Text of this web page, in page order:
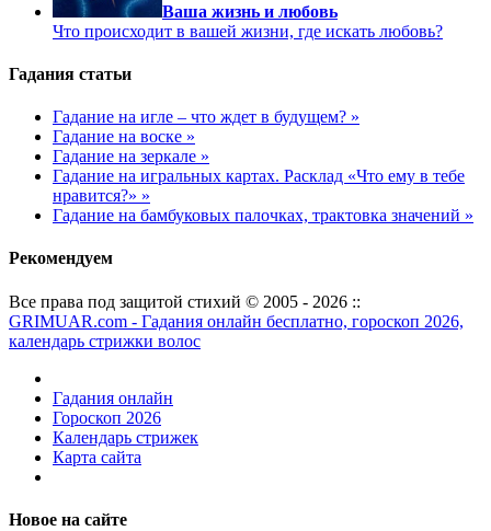
Ваша жизнь и любовь
Что происходит в вашей жизни, где искать любовь?
Гадания статьи
Гадание на игле – что ждет в будущем? »
Гадание на воске »
Гадание на зеркале »
Гадание на игральных картах. Расклад «Что ему в тебе
нравится?» »
Гадание на бамбуковых палочках, трактовка значений »
Рекомендуем
Все права под защитой стихий © 2005 - 2026 ::
GRIMUAR.com - Гадания онлайн бесплатно, гороскоп 2026,
календарь стрижки волос
Гадания онлайн
Гороскоп 2026
Календарь стрижек
Карта сайта
Новое на сайте